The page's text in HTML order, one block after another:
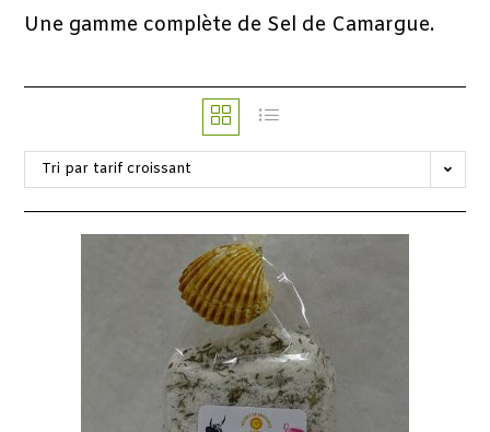
Une gamme complète de Sel de Camargue.
Tri par tarif croissant